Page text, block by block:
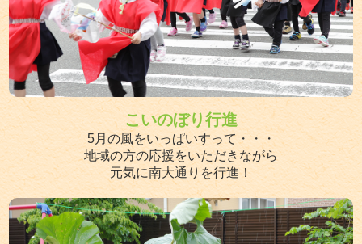
こいのぼり行進
5月の風をいっぱいすって・・・
地域の方の応援をいただきながら
元気に南大通りを行進！